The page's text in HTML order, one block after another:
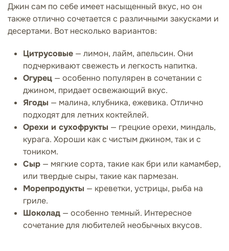
Джин сам по себе имеет насыщенный вкус, но он
также отлично сочетается с различными закусками и
десертами. Вот несколько вариантов:
Цитрусовые — лимон, лайм, апельсин. Они
подчеркивают свежесть и легкость напитка.
Огурец — особенно популярен в сочетании с
джином, придает освежающий вкус.
Ягоды — малина, клубника, ежевика. Отлично
подходят для летних коктейлей.
Орехи и сухофрукты — грецкие орехи, миндаль,
курага. Хороши как с чистым джином, так и с
тоником.
Сыр — мягкие сорта, такие как бри или камамбер,
или твердые сыры, такие как пармезан.
Морепродукты — креветки, устрицы, рыба на
гриле.
Шоколад — особенно темный. Интересное
сочетание для любителей необычных вкусов.